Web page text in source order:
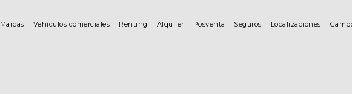
Marcas Vehículos comerciales Renting Alquiler Posventa Seguros Localizaciones